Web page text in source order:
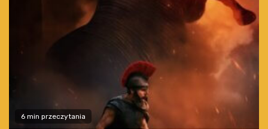
6 min przeczytania